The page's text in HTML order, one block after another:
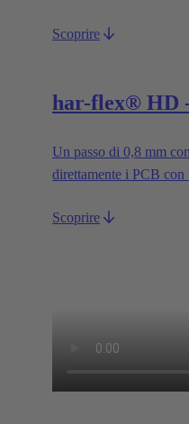
Scoprire
har-flex® HD
Un passo di 0,8 mm
direttamente i PCB con
Scoprire